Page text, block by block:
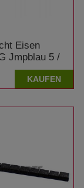
Eisen
Jmpblau 5 /
Inhalt 15
KAUFEN